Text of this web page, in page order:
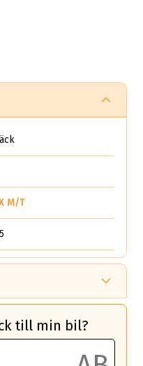
M/T
klass A
till min bil?